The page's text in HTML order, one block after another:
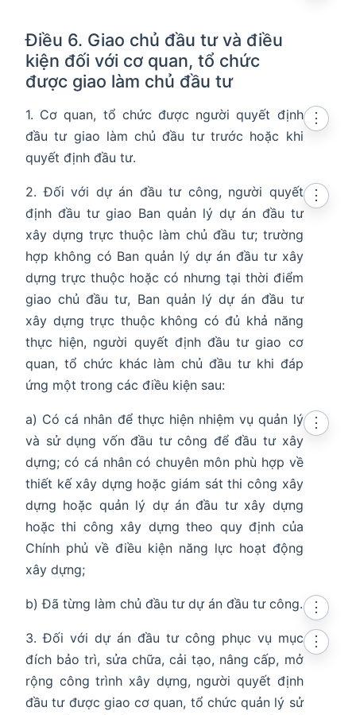
Điều 6. Giao chủ đầu tư và điều
kiện đối với cơ quan, tổ chức
được giao làm chủ đầu tư
1. Cơ quan, tổ chức được người quyết định
đầu tư giao làm chủ đầu tư trước hoặc khi
quyết định đầu tư.
⋮
2. Đối với dự án đầu tư công, người quyết
định đầu tư giao Ban quản lý dự án đầu tư
xây dựng trực thuộc làm chủ đầu tư; trường
hợp không có Ban quản lý dự án đầu tư xây
dựng trực thuộc hoặc có nhưng tại thời điểm
giao chủ đầu tư, Ban quản lý dự án đầu tư
xây dựng trực thuộc không có đủ khả năng
thực hiện, người quyết định đầu tư giao cơ
quan, tổ chức khác làm chủ đầu tư khi đáp
ứng một trong các điều kiện sau:
⋮
a) Có cá nhân để thực hiện nhiệm vụ quản lý
và sử dụng vốn đầu tư công để đầu tư xây
dựng; có cá nhân có chuyên môn phù hợp về
thiết kế xây dựng hoặc giám sát thi công xây
dựng hoặc quản lý dự án đầu tư xây dựng
hoặc thi công xây dựng theo quy định của
Chính phủ về điều kiện năng lực hoạt động
xây dựng;
⋮
b) Đã từng làm chủ đầu tư dự án đầu tư công.
⋮
3. Đối với dự án đầu tư công phục vụ mục
đích bảo trì, sửa chữa, cải tạo, nâng cấp, mở
rộng công trình xây dựng, người quyết định
đầu tư được giao cơ quan, tổ chức quản lý sử
⋮